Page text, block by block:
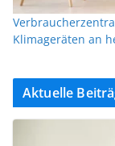
Klimageräten an
Aktuelle